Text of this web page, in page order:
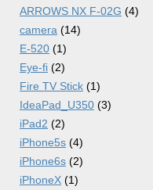
ARROWS NX F-02G (4)
camera (14)
E-520 (1)
Eye-fi (2)
Fire TV Stick (1)
IdeaPad_U350 (3)
iPad2 (2)
iPhone5s (4)
iPhone6s (2)
iPhoneX (1)